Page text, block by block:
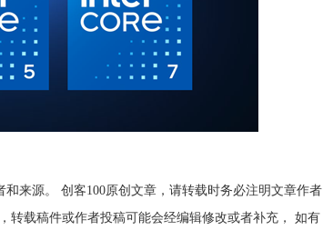
来源。 创客100原创文章，请转载时务必注明文章作者
转载稿件或作者投稿可能会经编辑修改或者补充， 如有